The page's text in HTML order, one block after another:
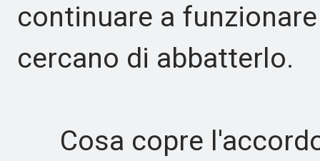
continuare a
cercano di abbatterlo.
Cosa copre